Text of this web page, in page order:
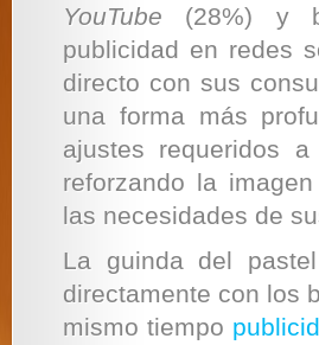
YouTube (28%) y
publicidad en redes
directo con sus
una forma más
ajustes requeridos
reforzando la
las necesidades de
La guinda del
directamente con los
mismo tiempo